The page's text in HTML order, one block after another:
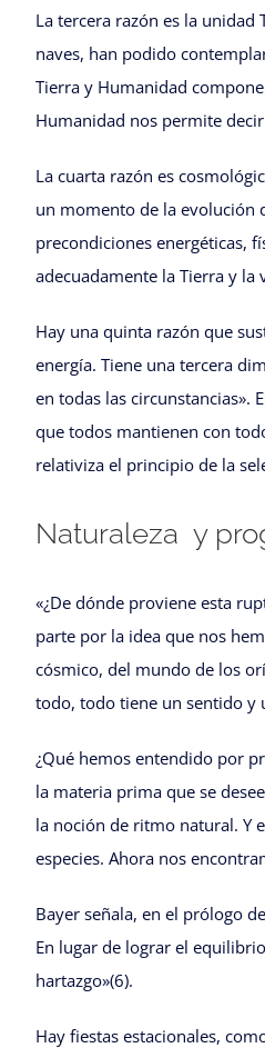
La tercera razón es la unidad
naves, han podido
Tierra y Humanidad
Humanidad nos permite
La cuarta razón es
un momento de la evolución
precondiciones energéticas,
adecuadamente la Tierra y la
Hay una quinta razón que
energía. Tiene una tercera
en todas las circunstancias».
que todos mantienen con
relativiza el principio de la
Naturaleza y
«¿De dónde proviene esta
parte por la idea que nos
cósmico, del mundo de los
todo, todo tiene un sentido y
¿Qué hemos entendido por
la materia prima que se
la noción de ritmo natural. Y
especies. Ahora nos
Bayer señala, en el prólogo
En lugar de lograr el
hartazgo»(6).
Hay fiestas estacionales,